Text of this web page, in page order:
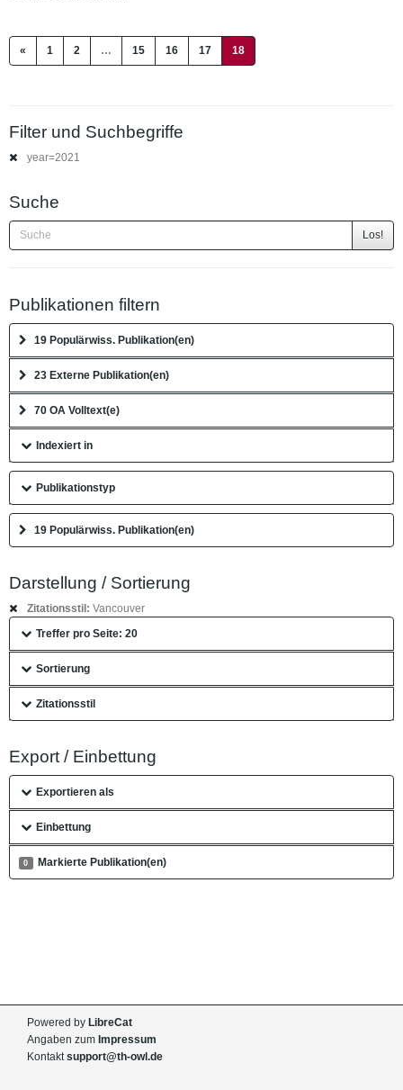
« 1 2 … 15 16 17 18(current)
Filter und Suchbegriffe
year=2021
Suche
Los!
Publikationen filtern
19 Populärwiss. Publikation(en)
23 Externe Publikation(en)
70 OA Volltext(e)
Indexiert in
Publikationstyp
19 Populärwiss. Publikation(en)
Darstellung / Sortierung
Zitationsstil: Vancouver
Treffer pro Seite: 20
Sortierung
Zitationsstil
Export / Einbettung
Exportieren als
Einbettung
0 Markierte Publikation(en)
Powered by LibreCat
Angaben zum Impressum
Kontaktsupport@th-owl.de